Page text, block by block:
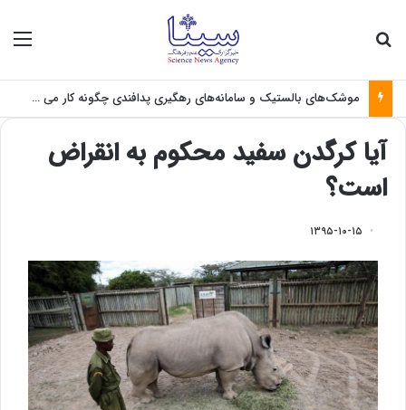
موشک‌های بالستیک و سامانه‌های رهگیری پدافندی چگونه کار می کنند؟
آیا کرگدن سفید محکوم به انقراض
است؟
۱۳۹۵-۱۰-۱۵